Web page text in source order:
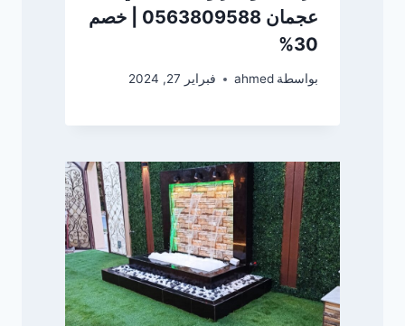
عجمان 0563809588 | خصم
30%
بواسطة ahmed فبراير 27, 2024